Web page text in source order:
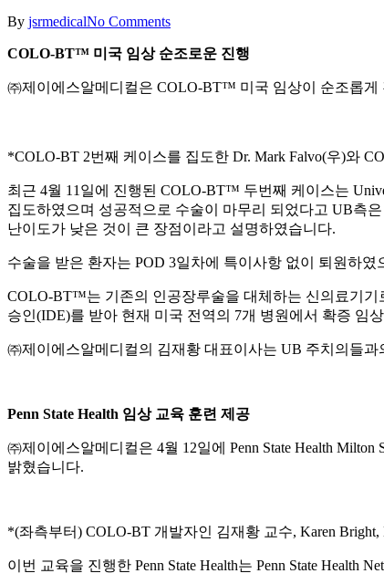
By jsrmedicalNo Comments
COLO-BT™ 미국 임상 순조로운 진행
㈜제이에스알메디컬은 COLO-BT™ 미국 임상이 순조롭게
*COLO-BT 2번째 케이스를 집도한 Dr. Mark Falvo(우)와
최근 4월 11일에 진행된 COLO-BT™ 두번째 케이스는
집도하였으며 성공적으로 수술이 마무리 되었다고 UB측
난이도가 낮은 것이 큰 장점이라고 설명하였습니다.
수술을 받은 환자는 POD 3일차에 특이사항 없이 퇴원하
COLO-BT™는 기존의 인공장루술을 대체하는 신의료기기
승인(IDE)를 받아 현재 미국 전역의 7개 병원에서 확증 임
㈜제이에스알메디컬의 김재황 대표이사는 UB 주치의들
Penn State Health 임상 교육 훈련 제공
㈜제이에스알메디컬은 4월 12일에 Penn State Health
밝혔습니다.
*(좌측부터) COLO-BT 개발자인 김재황 교수, Karen Bright,
이번 교육을 진행한 Penn State Health는 Penn State